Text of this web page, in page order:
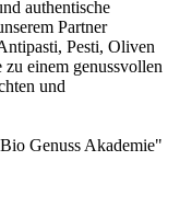
authentische
Partner
Pesti, Oliven
einem genussvollen
und
Genuss Akademie"